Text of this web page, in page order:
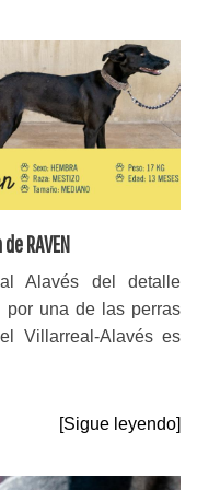
RAVEN
Alavés del detalle
por una de las perras
Villarreal-Alavés es
[Sigue leyendo]